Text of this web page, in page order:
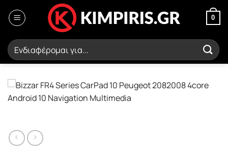
στο
0
Αναζήτηση
για: